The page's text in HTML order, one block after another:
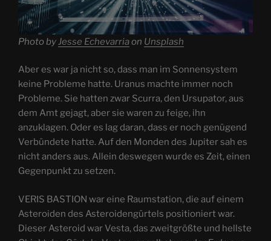
Photo byJesse Echevarriaon Unsplash
Aber es war ja nicht so, dass man im Sonnensystem
keine Probleme hatte. Uranus machte immer noch
Probleme. Sie hatten zwar Scurra, den Ursupator, aus
dem Amt gejagt, aber sie waren zu feige, ihn
anzuklagen. Oder es lag daran, dass er noch genügend
Verbündete hatte. Auf den Monden des Jupiter sah es
nicht anders aus. Allein deswegen wurde es Zeit, einen
Gegenpunkt zu setzen.
VERIS BASTION war eine Raumstation, die auf einem
Asteroiden des Asteroidengürtels positioniert war.
Dieser Asteroid war Vesta, das zweitgrößte und hellste